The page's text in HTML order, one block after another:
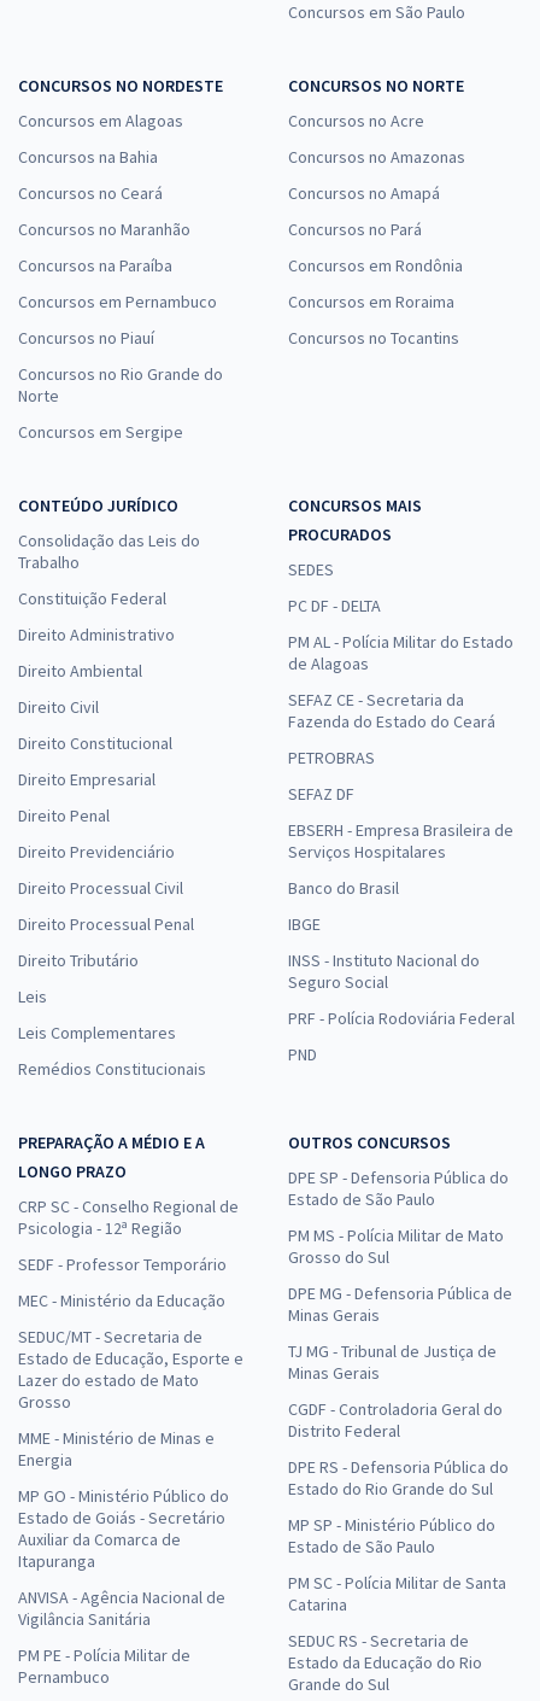
Concursos em São Paulo
CONCURSOS NO NORDESTE
Concursos em Alagoas
Concursos na Bahia
Concursos no Ceará
Concursos no Maranhão
Concursos na Paraíba
Concursos em Pernambuco
Concursos no Piauí
Concursos no Rio Grande do
Norte
Concursos em Sergipe
CONCURSOS NO NORTE
Concursos no Acre
Concursos no Amazonas
Concursos no Amapá
Concursos no Pará
Concursos em Rondônia
Concursos em Roraima
Concursos no Tocantins
CONTEÚDO JURÍDICO
Consolidação das Leis do
Trabalho
Constituição Federal
Direito Administrativo
Direito Ambiental
Direito Civil
Direito Constitucional
Direito Empresarial
Direito Penal
Direito Previdenciário
Direito Processual Civil
Direito Processual Penal
Direito Tributário
Leis
Leis Complementares
Remédios Constitucionais
CONCURSOS MAIS
PROCURADOS
SEDES
PC DF - DELTA
PM AL - Polícia Militar do Estado
de Alagoas
SEFAZ CE - Secretaria da
Fazenda do Estado do Ceará
PETROBRAS
SEFAZ DF
EBSERH - Empresa Brasileira de
Serviços Hospitalares
Banco do Brasil
IBGE
INSS - Instituto Nacional do
Seguro Social
PRF - Polícia Rodoviária Federal
PND
PREPARAÇÃO A MÉDIO E A
LONGO PRAZO
CRP SC - Conselho Regional de
Psicologia - 12ª Região
SEDF - Professor Temporário
MEC - Ministério da Educação
SEDUC/MT - Secretaria de
Estado de Educação, Esporte e
Lazer do estado de Mato
Grosso
MME - Ministério de Minas e
Energia
MP GO - Ministério Público do
Estado de Goiás - Secretário
Auxiliar da Comarca de
Itapuranga
ANVISA - Agência Nacional de
Vigilância Sanitária
PM PE - Polícia Militar de
Pernambuco
OUTROS CONCURSOS
DPE SP - Defensoria Pública do
Estado de São Paulo
PM MS - Polícia Militar de Mato
Grosso do Sul
DPE MG - Defensoria Pública de
Minas Gerais
TJ MG - Tribunal de Justiça de
Minas Gerais
CGDF - Controladoria Geral do
Distrito Federal
DPE RS - Defensoria Pública do
Estado do Rio Grande do Sul
MP SP - Ministério Público do
Estado de São Paulo
PM SC - Polícia Militar de Santa
Catarina
SEDUC RS - Secretaria de
Estado da Educação do Rio
Grande do Sul